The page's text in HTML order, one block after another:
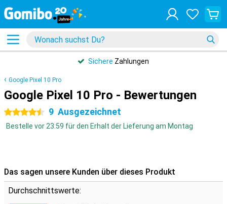
Sichere Zahlungen
Google Pixel 10 Pro
Google Pixel 10 Pro - Bewertungen
4.5 Sterne 9 Ausgezeichnet
Bestelle vor 23:59 für den Erhalt der Lieferung am Montag
Das sagen unsere Kunden über dieses Produkt
Durchschnittswerte: